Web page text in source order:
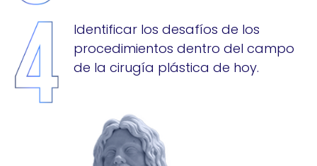
Identificar los desafíos de los
procedimientos dentro del campo
de la cirugía plástica de hoy.